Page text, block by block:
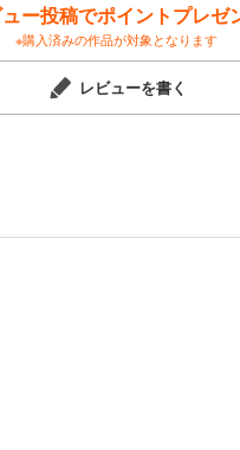
ー投稿でポイントプレゼ
※購入済みの作品が対象となります
レビューを書く